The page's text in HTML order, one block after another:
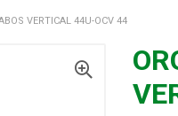
VERTICAL 44U-OCV 44